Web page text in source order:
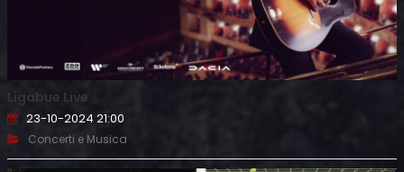
Ligabue Live
23-10-2024 21:00
Concerti e Musica